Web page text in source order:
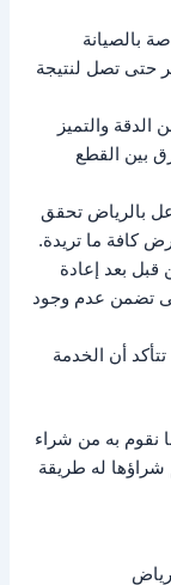
بالصيانة
حتى تصل لنتيجة
والتميز
بين القطع
بالرياض تحقق
كافة ما تريدة.
قبل بعد إعادة
تضمن عدم وجود
أن الخدمة
نقوم به من شراء
شراؤها له طريقة